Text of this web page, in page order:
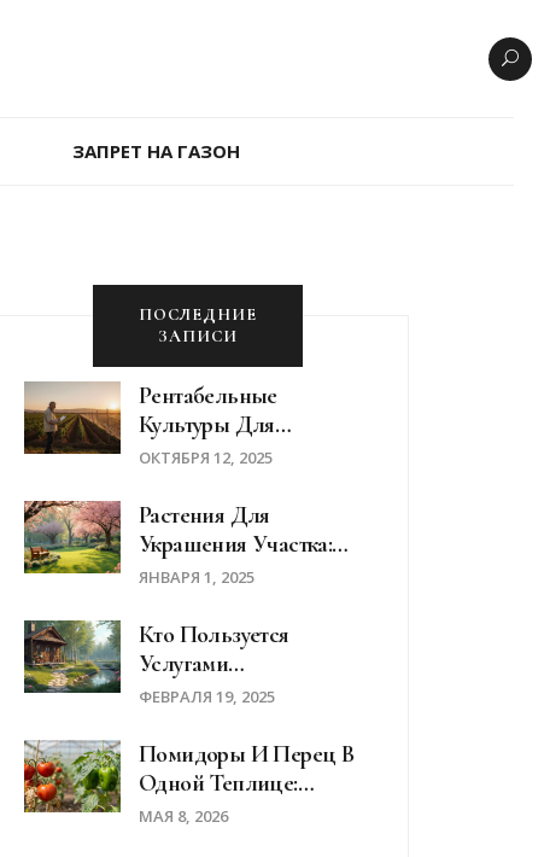
ЗАПРЕТ НА ГАЗОН
ПОСЛЕДНИЕ
ЗАПИСИ
Рентабельные
Культуры Для
Выращивания В
ОКТЯБРЯ 12, 2025
Растения Для
Украшения Участка:
Выбираем Фруктовые
ЯНВАРЯ 1, 2025
Кто Пользуется
Услугами
Ландшафтного
ФЕВРАЛЯ 19, 2025
Помидоры И Перец В
Одной Теплице:
Совместимость, Риски
МАЯ 8, 2026